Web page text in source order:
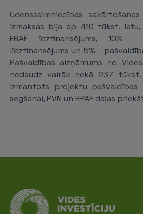
Ūdenssaimniecības
izmaksas bija ap 410 tūkst.
ERAF īdzfinansējums, 10%
līdzfinansējums un 5% -
Pašvaldības aizņēmums no
nedaudz vairāk nekā 237
izmantots projektu pašvaldības
segšanai, PVN un ERAF daļas